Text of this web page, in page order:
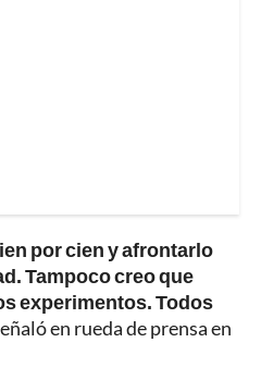
por cien y afrontarlo
Tampoco creo que
experimentos. Todos
en rueda de prensa en